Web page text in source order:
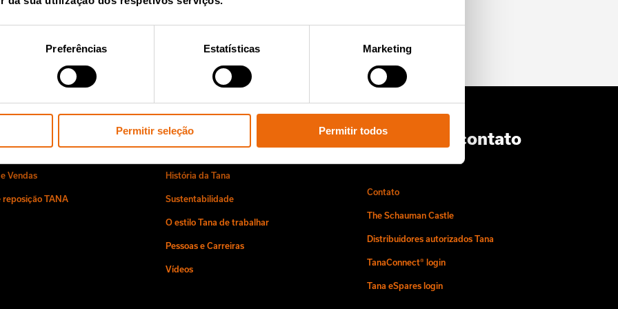
Preferências Estatísticas Marketing
Permitir seleção Permitir todos
e Vendas
Vendas
reposição TANA
Sobre nós
História da Tana
Sustentabilidade
O estilo Tana de trabalhar
Pessoas e Carreiras
Vídeos
Entre com contato
Contato
The Schauman Castle
Distribuidores autorizados Tana
TanaConnect® login
Tana eSpares login